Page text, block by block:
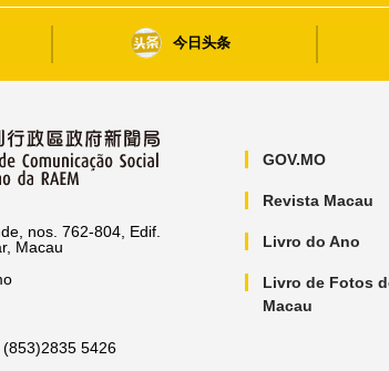
今日头条
nos. 762-804, Edif.
Macau
(853)2835 5426
GOV.MO
Revista Macau
Livro do Ano
Livro de Fotos
Macau